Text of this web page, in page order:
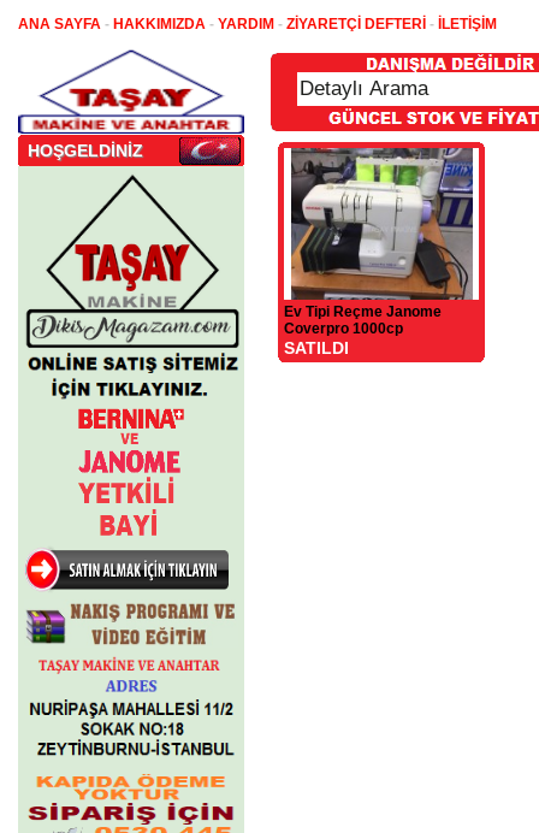
ANA SAYFA - HAKKIMIZDA - YARDIM - ZİYARETÇİ DEFTERİ - İLETİŞİM
HOŞGELDİNİZ
Ev Tipi Reçme Janome
Coverpro 1000cp
SATILDI